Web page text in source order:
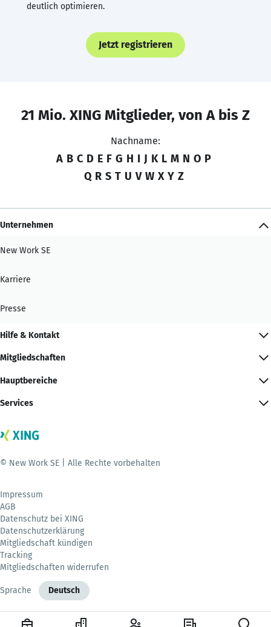
deutlich optimieren.
Jetzt registrieren
21 Mio. XING Mitglieder, von A bis Z
Nachname:
A B C D E F G H I J K L M N O P
Q R S T U V W X Y Z
Unternehmen
New Work SE
Karriere
Presse
Hilfe & Kontakt
Mitgliedschaften
Hauptbereiche
Services
© New Work SE | Alle Rechte vorbehalten
Impressum
AGB
Datenschutz bei XING
Datenschutzerklärung
Mitgliedschaft kündigen
Tracking
Mitgliedschaften widerrufen
Sprache Deutsch